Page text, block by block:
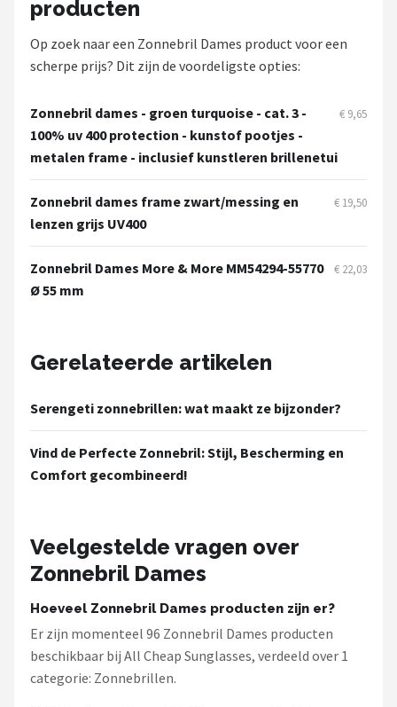
producten
Op zoek naar een Zonnebril Dames product voor een
scherpe prijs? Dit zijn de voordeligste opties:
Zonnebril dames - groen turquoise - cat. 3 -
100% uv 400 protection - kunstof pootjes -
metalen frame - inclusief kunstleren brillenetui
€ 9,65
Zonnebril dames frame zwart/messing en
lenzen grijs UV400
€ 19,50
Zonnebril Dames More & More MM54294-55770
Ø 55 mm
€ 22,03
Gerelateerde artikelen
Serengeti zonnebrillen: wat maakt ze bijzonder?
Vind de Perfecte Zonnebril: Stijl, Bescherming en
Comfort gecombineerd!
Veelgestelde vragen over
Zonnebril Dames
Hoeveel Zonnebril Dames producten zijn er?
Er zijn momenteel 96 Zonnebril Dames producten
beschikbaar bij All Cheap Sunglasses, verdeeld over 1
categorie: Zonnebrillen.